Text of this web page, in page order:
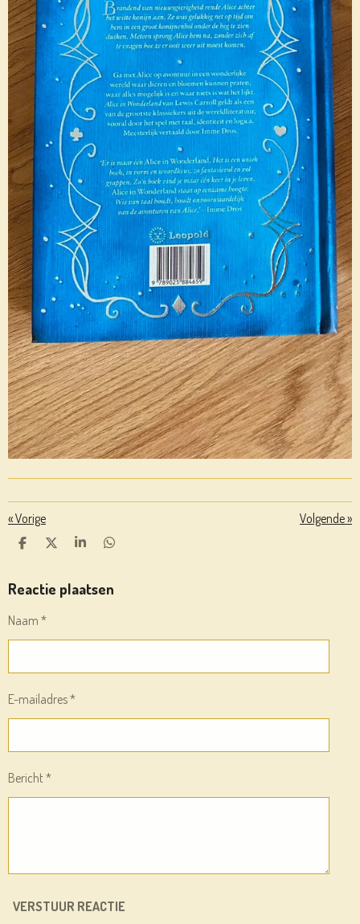
«Vorige Volgende»
D
E
N
D
L
S
R
E
D
E
N
Reactie plaatsen
Naam *
E-mailadres *
Bericht *
VERSTUUR REACTIE